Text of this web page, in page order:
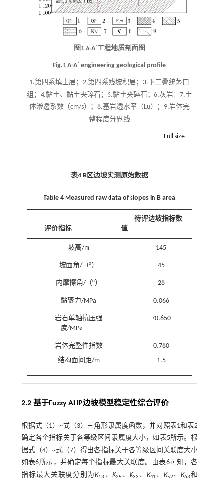
图1 A-A′工程地质剖面图
Fig.1 A-A′ engineering geological profile
1.第四系填土层；2.第四系残坡积层；3.下二叠统茅口
组；4.黏土、黏土夹碎石；5.黏土夹碎石；6.灰岩；7.土
体渗透系数（cm/s）；8.基岩透水率（Lu）；9.岩体完
整程度分界线
Full size
表4 B区边坡实测原始数据
Table 4 Measured raw data of slopes in B area
评价指标
待评边坡指标数
值
坡高/m 145
坡面角/（°） 45
内摩擦角/（°） 28
黏聚力/MPa 0.066
岩石单轴抗压强
度/MPa
70.650
岩体完整性指数
结构面间距/m
0.780
1.5
2.2 基于Fuzzy-AHP边坡模型稳定性综合评价
根据式（1）~式（3） 三角形隶属度函数，并对照表1和表2
确定各个指标关于各等级区间隶属度大小，如 表5所示。根
据式（4）~式（7）得出各指标关于各等级区间关联度大小
如表6所示，并确定每个指标最大关联度。由表6可知，各
指标最大关联度分别为K13 、 K25 、 K33 、 K41 、K52 、K63和